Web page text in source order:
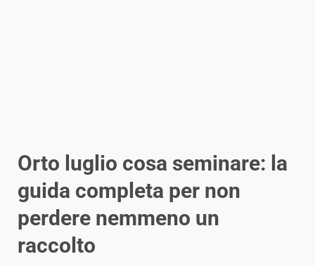
Orto luglio cosa seminare: la
guida completa per non
perdere nemmeno un
raccolto